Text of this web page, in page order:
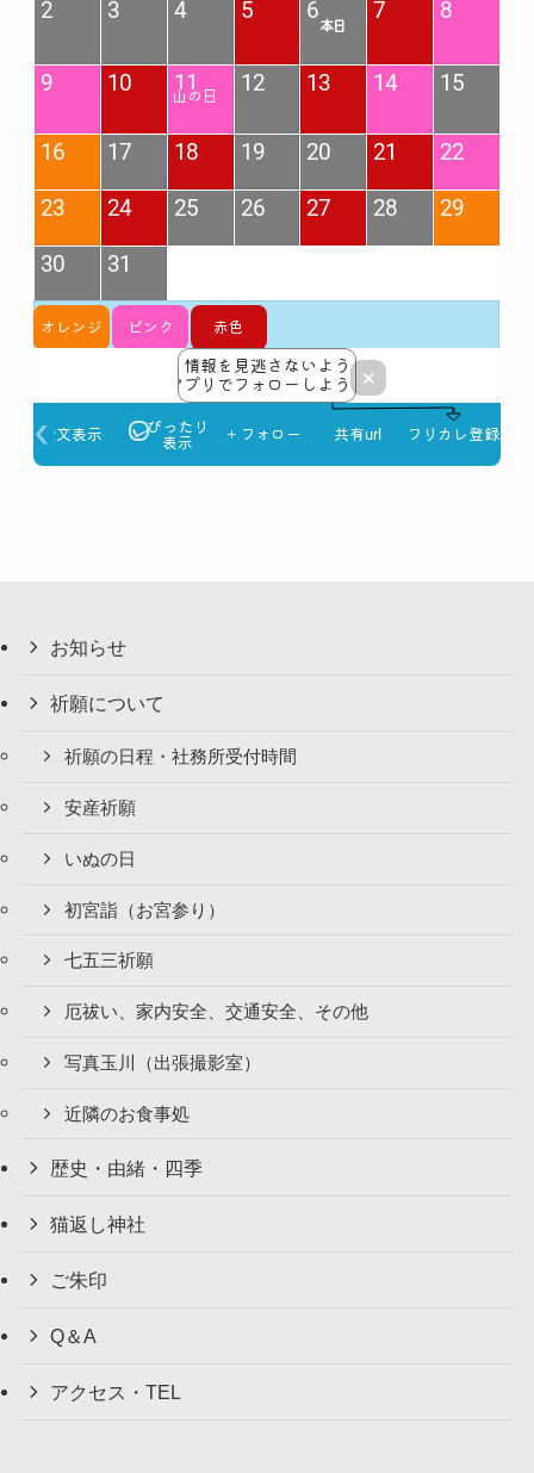
お知らせ
祈願について
祈願の日程・社務所受付時間
安産祈願
いぬの日
初宮詣（お宮参り）
七五三祈願
厄祓い、家内安全、交通安全、その他
写真玉川（出張撮影室）
近隣のお食事処
歴史・由緒・四季
猫返し神社
ご朱印
Q＆A
アクセス・TEL